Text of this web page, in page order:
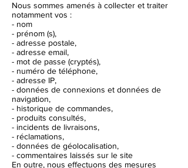
Nous sommes amenés à collecter et traiter
notamment vos :
- nom
- prénom (s),
- adresse postale,
- adresse email,
- mot de passe (cryptés),
- numéro de téléphone,
- adresse IP,
- données de connexions et données de
navigation,
- historique de commandes,
- produits consultés,
- incidents de livraisons,
- réclamations,
- données de géolocalisation,
- commentaires laissés sur le site
En outre, nous effectuons des mesures